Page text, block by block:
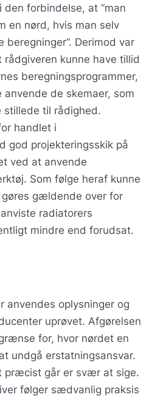
forbindelse, at “man
en nørd, hvis man selv
Derimod var
kunne have tillid
beregningsprogrammer,
de skemaer, som
stillede til rådighed.
handlet i
god projekteringsskik på
ved at anvende
Som følge heraf kunne
gældende over for
radiatorers
mindre end forudsat.
anvendes oplysninger og
uprøvet. Afgørelsen
for, hvor nørdet en
undgå erstatningsansvar.
præcist går er svær at sige.
følger sædvanlig praksis